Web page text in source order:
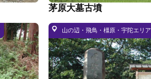
茅原大墓古墳
山の辺・飛鳥・橿原・宇陀エリア